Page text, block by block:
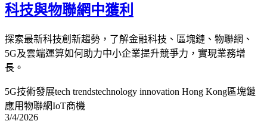
科技與物聯網中獲利
探索最新科技創新趨勢，了解金融科技、區塊鏈、物聯網、
5G及雲端運算如何助力中小企業提升競爭力，實現業務增
長。
5G技術發展tech trendstechnology innovation Hong Kong區塊鏈
應用物聯網IoT商機
3/4/2026